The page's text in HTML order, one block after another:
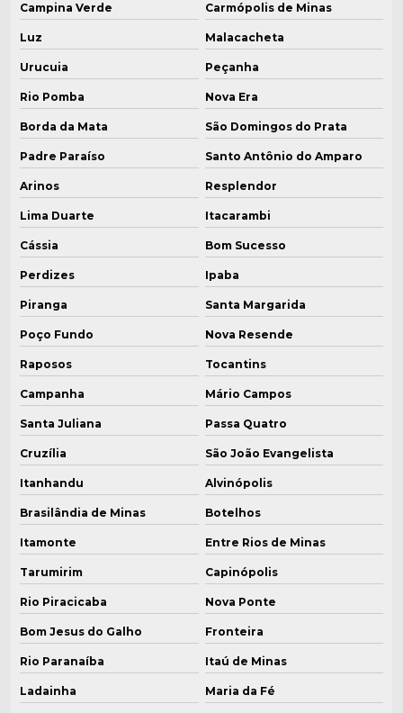
Campina Verde Carmópolis de Minas
Luz Malacacheta
Urucuia Peçanha
Rio Pomba Nova Era
Borda da Mata São Domingos do Prata
Padre Paraíso Santo Antônio do Amparo
Arinos Resplendor
Lima Duarte Itacarambi
Cássia Bom Sucesso
Perdizes Ipaba
Piranga Santa Margarida
Poço Fundo Nova Resende
Raposos Tocantins
Campanha Mário Campos
Santa Juliana Passa Quatro
Cruzília São João Evangelista
Itanhandu Alvinópolis
Brasilândia de Minas Botelhos
Itamonte Entre Rios de Minas
Tarumirim Capinópolis
Rio Piracicaba Nova Ponte
Bom Jesus do Galho Fronteira
Rio Paranaíba Itaú de Minas
Ladainha Maria da Fé